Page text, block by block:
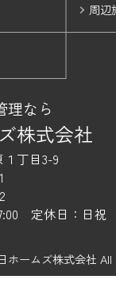
周辺
理なら
株式会社
丁目3-9
定休日：日祝
ホームズ株式会社 All